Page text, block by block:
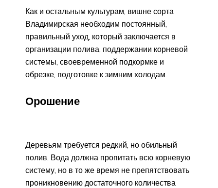
Как и остальным культурам, вишне сорта
Владимирская необходим постоянный,
правильный уход, который заключается в
организации полива, поддержании корневой
системы, своевременной подкормке и
обрезке, подготовке к зимним холодам.
Орошение
Деревьям требуется редкий, но обильный
полив. Вода должна пропитать всю корневую
систему, но в то же время не препятствовать
проникновению достаточного количества